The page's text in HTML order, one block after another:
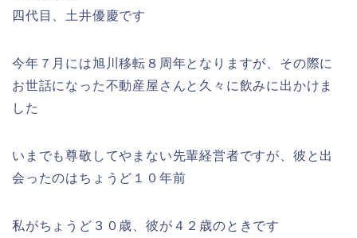
四代目、土井優慶です
今年７月には旭川移転８周年となりますが、その際に
お世話になった不動産屋さんと久々に飲みに出かけま
した
いまでも尊敬してやまない先輩経営者ですが、彼と出
会ったのはちょうど１０年前
私がちょうど３０歳、彼が４２歳のときです